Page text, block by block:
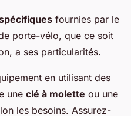
fournies par le
porte-vélo, que ce soit
a ses particularités.
en utilisant des
une clé à molette ou une
les besoins. Assurez-